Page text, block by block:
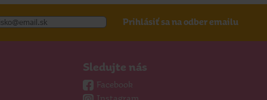
Prihlásiť sa na odber emailu
Sledujte nás
Facebook